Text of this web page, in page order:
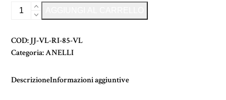
ANELLO
VIOLETTA
DI
quantità
COD:JJ-VL-RI-85-VL
Categoria:ANELLI
DescrizioneInformazioni aggiuntive